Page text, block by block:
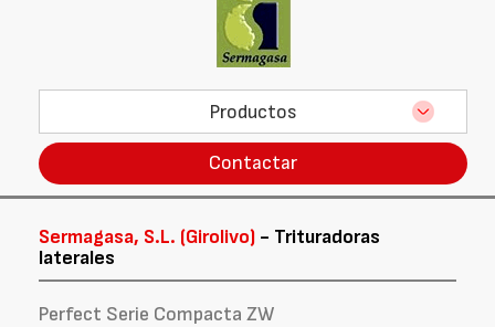
Productos
Contactar
Sermagasa, S.L. (Girolivo) - Trituradoras
laterales
Perfect Serie Compacta ZW